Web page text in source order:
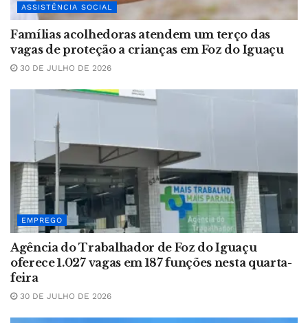
ASSISTÊNCIA SOCIAL
Famílias acolhedoras atendem um terço das
vagas de proteção a crianças em Foz do Iguaçu
30 DE JULHO DE 2026
EMPREGO
Agência do Trabalhador de Foz do Iguaçu
oferece 1.027 vagas em 187 funções nesta quarta-
feira
30 DE JULHO DE 2026